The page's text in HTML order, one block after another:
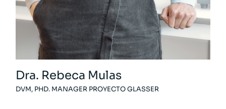
Dra. Rebeca Mulas
DVM, PHD. MANAGER PROYECTO GLASSER